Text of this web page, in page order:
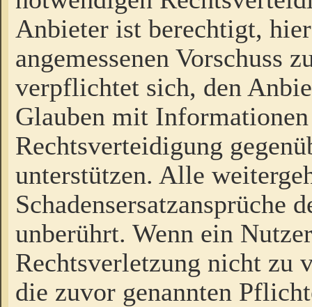
Anbieter ist berechtigt,
angemessenen Vorschuss
verpflichtet sich, den
Glauben mit
Rechtsverteidigung
unterstützen. Alle
Schadensersatzansprüche
unberührt. Wenn ein
Rechtsverletzung nicht zu
die zuvor genannten